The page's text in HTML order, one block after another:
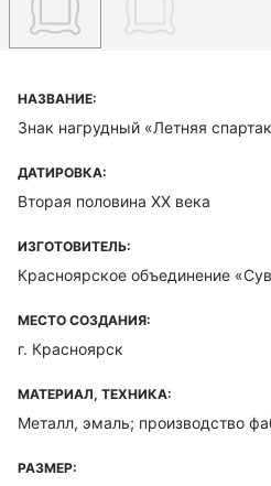
НАЗВАНИЕ:
Знак нагрудный «Летняя
ДАТИРОВКА:
Вторая половина ХХ века
ИЗГОТОВИТЕЛЬ:
Красноярское объединение
МЕСТО СОЗДАНИЯ:
г. Красноярск
МАТЕРИАЛ, ТЕХНИКА:
Металл, эмаль; производство
РАЗМЕР: